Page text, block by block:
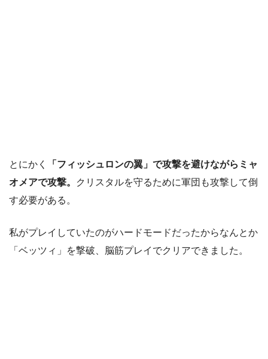
とにかく
「フィッシュロンの翼」で攻撃を避けながらミャ
オメアで攻撃。
クリスタルを守るために軍団も攻撃して倒
す必要がある。
私がプレイしていたのがハードモードだったからなんとか
「ベッツィ」を撃破、脳筋プレイでクリアできました。